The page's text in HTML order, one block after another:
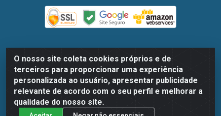
O nosso site coleta cookies próprios e de
terceiros para proporcionar uma experiência
personalizada ao usuário, apresentar publicidade
relevante de acordo com o seu perfil e melhorar a
qualidade do nosso site.
Dispan Distribuidora de Alimentos LTDA - Avenida
Marechal Mascarenhas De Moraes, 1048- Imbiribeira,
Recife/PE - CEP 51.170-000 - CNPJ 30.779.584/0003-78